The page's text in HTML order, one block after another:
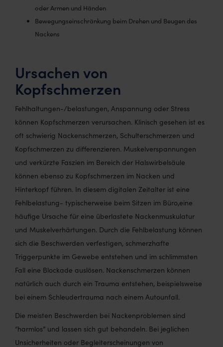
oder Armen und Händen
Bewegungseinschränkung beim Drehen und Beugen des
Nackens
Ursachen von
Kopfschmerzen
Fehlhaltungen-/belastungen, Anspannung oder Stress
können Kopfschmerzen verursachen. Klinisch gesehen ist es
oft schwierig Nackenschmerzen, Schulterschmerzen und
Kopfschmerzen zu differenzieren. Muskelverspannungen
und verkürzte Faszien im Bereich der Halswirbelsäule
können ebenso zu Kopfschmerzen im Nacken und
Hinterkopf führen. In diesem digitalen Zeitalter ist eine
Fehlbelastung- typischerweise beim Sitzen im Büro,eine
häufige Ursache für eine überlastete Nackenmuskulatur
und Muskelverhärtungen. Durch die Fehlbelastung können
sich die Beschwerden verfestigen, schmerzhafte
Triggerpunkte im Gewebe entstehen und im schlimmsten
Fall eine Blockade auslösen. Nackenschmerzen können
natürlich auch durch ein Trauma entstehen, beispielsweise
bei einem Schleudertrauma nach einem Autounfall.
Die meisten Beschwerden bei Nackenproblemen sind
“harmlos” und lassen sich gut behandeln. Bei jeglichen
Unsicherheiten oder Begleiterscheinungen von